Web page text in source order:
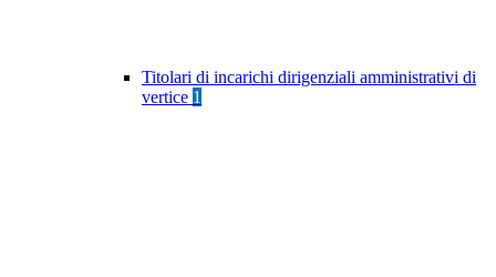
Titolari di incarichi dirigenziali amministrativi di
vertice 1